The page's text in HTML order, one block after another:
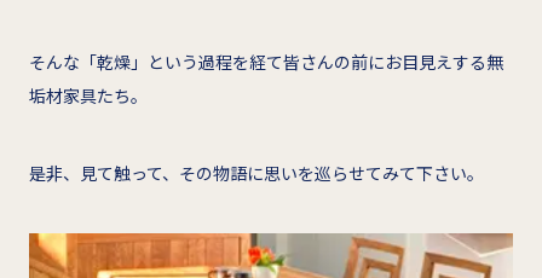
そんな「乾燥」という過程を経て皆さんの前にお目見えする無
垢材家具たち。
是非、見て触って、その物語に思いを巡らせてみて下さい。